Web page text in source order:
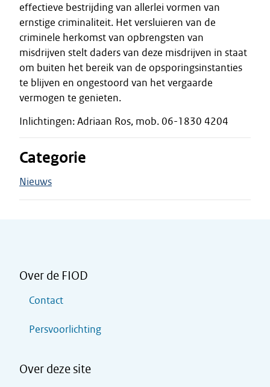
effectieve bestrijding van allerlei vormen van
ernstige criminaliteit. Het versluieren van de
criminele herkomst van opbrengsten van
misdrijven stelt daders van deze misdrijven in staat
om buiten het bereik van de opsporingsinstanties
te blijven en ongestoord van het vergaarde
vermogen te genieten.
Inlichtingen: Adriaan Ros, mob. 06-1830 4204
Categorie
Nieuws
Over de FIOD
Contact
Persvoorlichting
Over deze site